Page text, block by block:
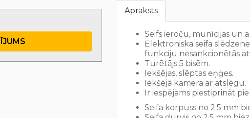
Apraksts
Seifs ieroču, munīcijas un
Elektroniska seifa
funkciju nesankcionētās
Turētājs 5 bisēm.
Iekšējas, slēptas eņģes.
Iekšējā kamera ar atslēgu.
Ir iespējams piestiprināt pie
Seifa korpuss no 2.5 mm